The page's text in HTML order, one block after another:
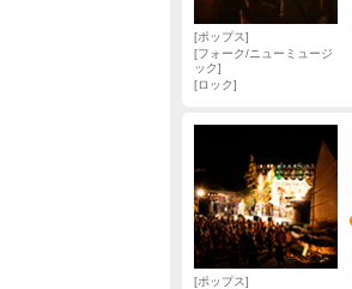
ポップス
フォーク/ニューミュージ
ック
ロック
ポップス